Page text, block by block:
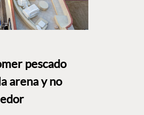
pescado
arena y no